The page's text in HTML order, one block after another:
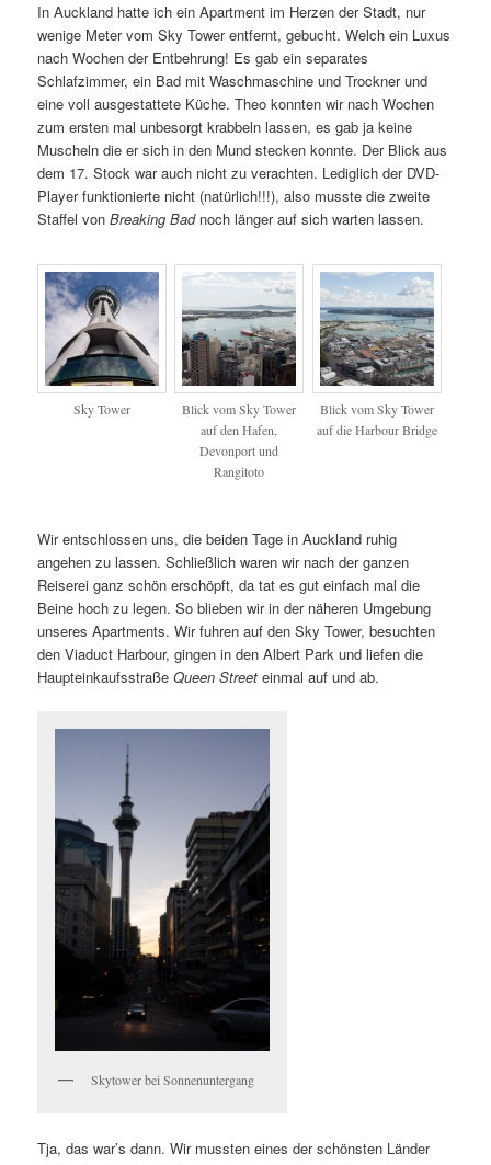
In Auckland hatte ich ein Apartment im Herzen der Stadt, nur
wenige Meter vom Sky Tower entfernt, gebucht. Welch ein Luxus
nach Wochen der Entbehrung! Es gab ein separates
Schlafzimmer, ein Bad mit Waschmaschine und Trockner und
eine voll ausgestattete Küche. Theo konnten wir nach Wochen
zum ersten mal unbesorgt krabbeln lassen, es gab ja keine
Muscheln die er sich in den Mund stecken konnte. Der Blick aus
dem 17. Stock war auch nicht zu verachten. Lediglich der DVD-
Player funktionierte nicht (natürlich!!!), also musste die zweite
Staffel vonBreaking Badnoch länger auf sich warten lassen.
Sky Tower
Blick vom Sky Tower
auf den Hafen,
Devonport und
Rangitoto
Blick vom Sky Tower
auf die Harbour Bridge
Wir entschlossen uns, die beiden Tage in Auckland ruhig
angehen zu lassen. Schließlich waren wir nach der ganzen
Reiserei ganz schön erschöpft, da tat es gut einfach mal die
Beine hoch zu legen. So blieben wir in der näheren Umgebung
unseres Apartments. Wir fuhren auf den Sky Tower, besuchten
den Viaduct Harbour, gingen in den Albert Park und liefen die
HaupteinkaufsstraßeQueen Street einmal auf und ab.
Skytower bei Sonnenuntergang
Tja, das war’s dann. Wir mussten eines der schönsten Länder